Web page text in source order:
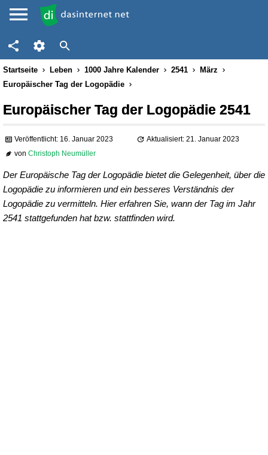
Startseite Leben 1000 Jahre Kalender 2541
März
Europäischer Tag der Logopädie
Europäischer Tag der Logopädie 2541
Veröffentlicht: 16. Januar 2023
Aktualisiert: 21. Januar 2023
vonChristoph Neumüller
Der Europäische Tag der Logopädie bietet die Gelegenheit, über die
Logopädie zu informieren und ein besseres Verständnis der
Logopädie zu vermitteln. Hier erfahren Sie, wann der Tag im Jahr
2541 stattgefunden hat bzw. stattfinden wird.